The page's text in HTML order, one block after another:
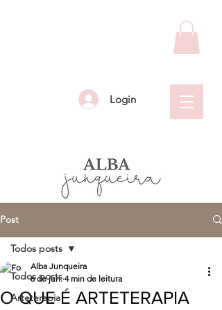
Login
Post
Todos posts
Arteterapia
Todos posts
O QUE É ARTETERAPIA
Alba Junqueira
6 de jun. 4 min de leitura